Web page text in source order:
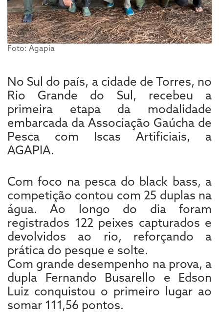
Foto: Agapia
No Sul do país, a cidade de Torres, no
Rio Grande do Sul, recebeu a
primeira etapa da modalidade
embarcada da Associação Gaúcha de
Pesca com Iscas Artificiais, a
AGAPIA.
Com foco na pesca do black bass, a
competição contou com 25 duplas na
água. Ao longo do dia foram
registrados 122 peixes capturados e
devolvidos ao rio, reforçando a
prática do pesque e solte.
Com grande desempenho na prova, a
dupla Fernando Busarello e Edson
Luiz conquistou o primeiro lugar ao
somar 111,56 pontos.